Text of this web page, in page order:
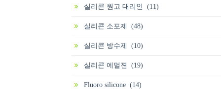
실리콘 원고 대리인 (11)
실리콘 소포제 (48)
실리콘 방수제 (10)
실리콘 에멀젼 (19)
Fluoro silicone (14)